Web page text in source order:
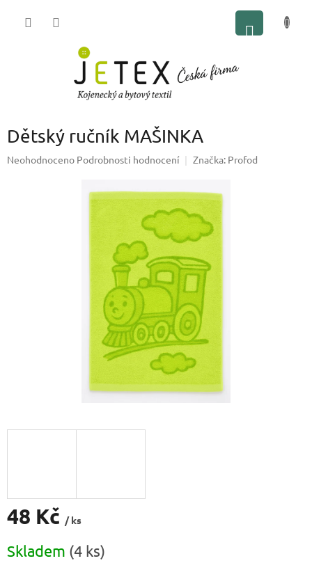
Dětský ručník MAŠINKA
Průměrné
Neohodnoceno Podrobnosti hodnocení Značka: Profod
48 Kč / ks
cena:
Skladem (4 ks)